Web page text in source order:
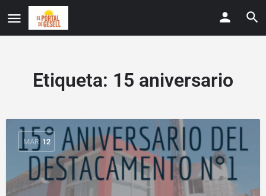
Etiqueta: 15 aniversario
MAR 12